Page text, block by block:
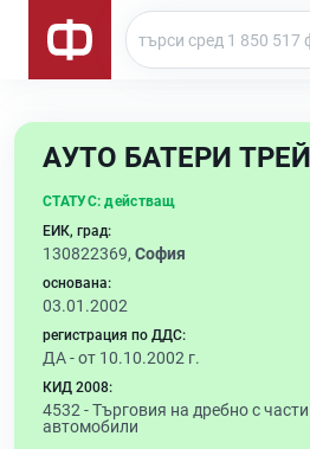
АУТО БАТЕРИ
СТАТУС: действащ
ЕИК, град:
130822369, София
основана:
03.01.2002
регистрация по ДДС:
ДА - от 10.10.2002 г.
КИД 2008:
4532 -Търговия на дребно с
автомобили